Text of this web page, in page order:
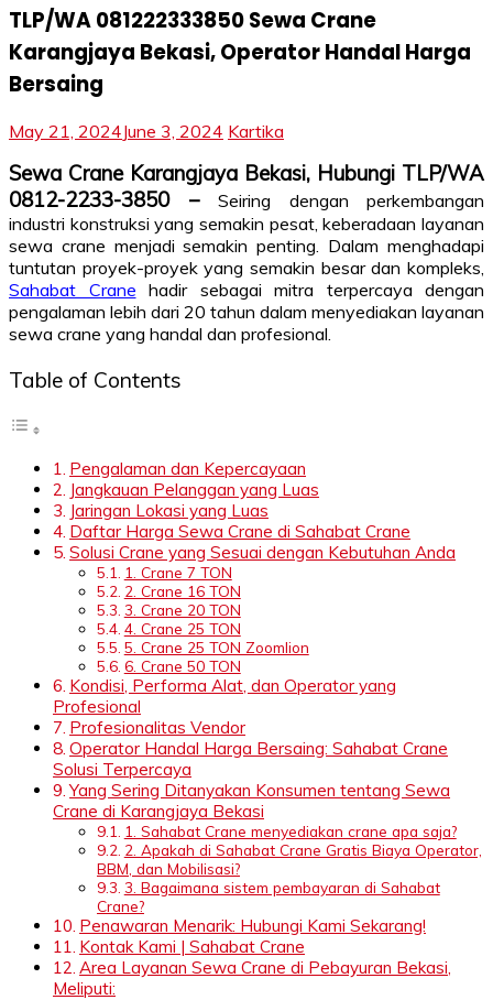
TLP/WA 081222333850 Sewa Crane
Karangjaya Bekasi, Operator Handal Harga
Bersaing
May 21, 2024June 3, 2024 Kartika
Sewa Crane Karangjaya Bekasi, Hubungi TLP/WA
0812-2233-3850 – Seiring dengan perkembangan
industri konstruksi yang semakin pesat, keberadaan layanan
sewa crane menjadi semakin penting. Dalam menghadapi
tuntutan proyek-proyek yang semakin besar dan kompleks,
Sahabat Crane hadir sebagai mitra terpercaya dengan
pengalaman lebih dari 20 tahun dalam menyediakan layanan
sewa crane yang handal dan profesional.
Table of Contents
Pengalaman dan Kepercayaan
Jangkauan Pelanggan yang Luas
Jaringan Lokasi yang Luas
Daftar Harga Sewa Crane di Sahabat Crane
Solusi Crane yang Sesuai dengan Kebutuhan Anda
1. Crane 7 TON
2. Crane 16 TON
3. Crane 20 TON
4. Crane 25 TON
5. Crane 25 TON Zoomlion
6. Crane 50 TON
Kondisi, Performa Alat, dan Operator yang
Profesional
Profesionalitas Vendor
Operator Handal Harga Bersaing: Sahabat Crane
Solusi Terpercaya
Yang Sering Ditanyakan Konsumen tentang Sewa
Crane di Karangjaya Bekasi
1. Sahabat Crane menyediakan crane apa saja?
2. Apakah di Sahabat Crane Gratis Biaya Operator,
BBM, dan Mobilisasi?
3. Bagaimana sistem pembayaran di Sahabat
Crane?
Penawaran Menarik: Hubungi Kami Sekarang!
Kontak Kami | Sahabat Crane
Area Layanan Sewa Crane di Pebayuran Bekasi,
Meliputi: